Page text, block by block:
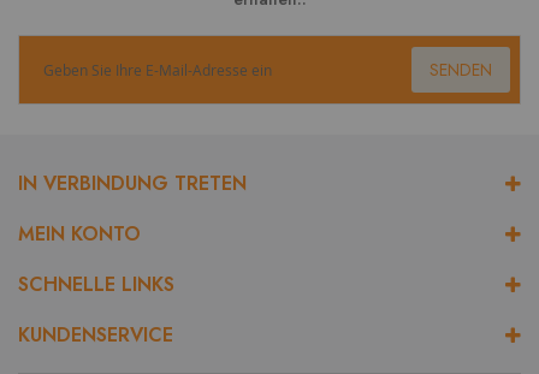
SENDEN
IN VERBINDUNG TRETEN
MEIN KONTO
SCHNELLE LINKS
KUNDENSERVICE